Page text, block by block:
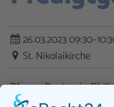
26.03.2023
St. Nikolaikirche
Pfarrer Benjamin